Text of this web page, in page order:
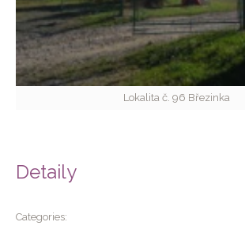
Lokalita č. 96 Březinka
Detaily
Categories: